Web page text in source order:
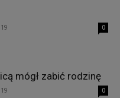
0
mógł zabić rodzinę
0